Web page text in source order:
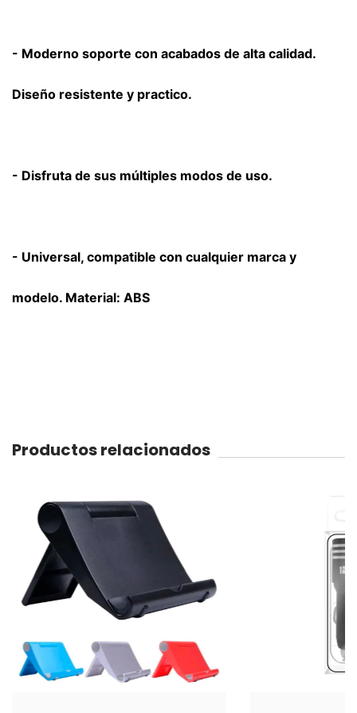
- Moderno soporte con acabados de alta calidad.
Diseño resistente y practico.
- Disfruta de sus múltiples modos de uso.
- Universal, compatible con cualquier marca y
modelo. Material: ABS
Productos relacionados